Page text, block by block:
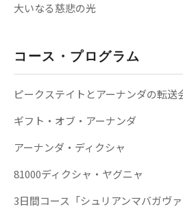
大いなる慈悲の光
コース・プログラム
ピークステイトとアーナンダの転送
ギフト・オブ・アーナンダ
アーナンダ・ディクシャ
81000ディクシャ・ヤグニャ
3日間コース「シュリアンマバガヴ